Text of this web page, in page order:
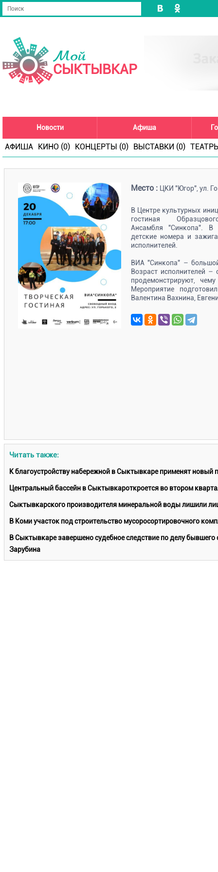
Мой
СЫКТЫВКАР
Новости Афиша
АФИША КИНО (0) КОНЦЕРТЫ (0) ВЫСТАВКИ (0)
Место : ЦКИ "Югор", ул.
В Центре культурных
гостиная
Ансамбля "Синкопа". В
детские номера и
исполнителей.
ВИА "Синкопа" –
Возраст исполнителей
продемонстрируют,
Мероприятие
Валентина Вахнина,
Читать также:
К благоустройству набережной в Сыктывкаре применят новый
Центральный бассейн в Сыктывкароткроется во втором
Сыктывкарского производителя минеральной воды лишили
В Коми участок под строительство мусоросортировочного
В Сыктывкаре завершено судебное следствие по делу
Зарубина